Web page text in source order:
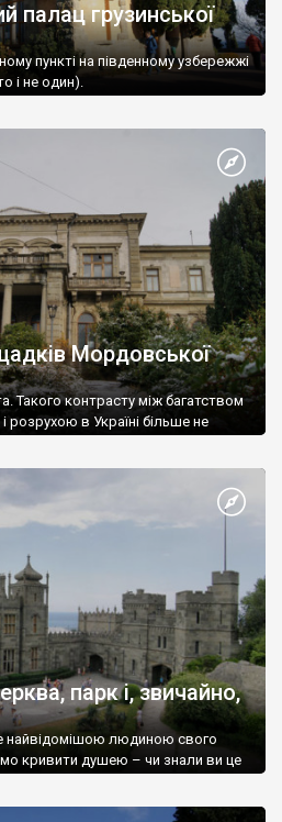
палац грузинської
пункті на південному узбережжі
і не один).
Мордовської
Такого контрасту між багатством
розрухою в Україні більше не
парк і, звичайно,
найвідомішою людиною свого
кривити душею – чи знали ви це